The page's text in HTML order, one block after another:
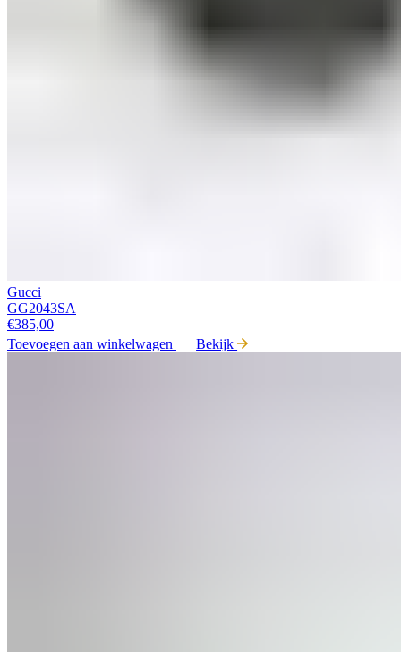
Gucci
GG2043SA
€385,00
Toevoegen aan winkelwagen
Bekijk